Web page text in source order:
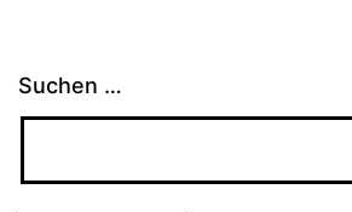
Suchen …